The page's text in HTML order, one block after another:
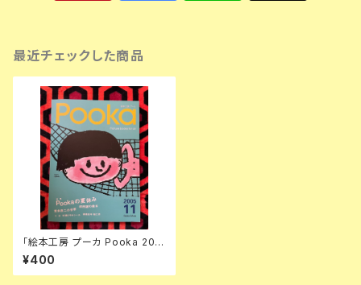
最近チェックした商品
「絵本工房 プーカ Pooka 200
5 vol.11」初版 100%ORANGE
荒井良二 柳原良平 アラン・グレ
沼田元氣 和田誠
¥400